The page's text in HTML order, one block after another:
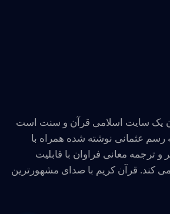
یک سایت اسلامی قرآن و سنت است
رسم عثمانی نوشته شده همراه با
و ترجمه معانی فراوان با قابلیت
می کند. قرآن کریم با صدای مشهورترین